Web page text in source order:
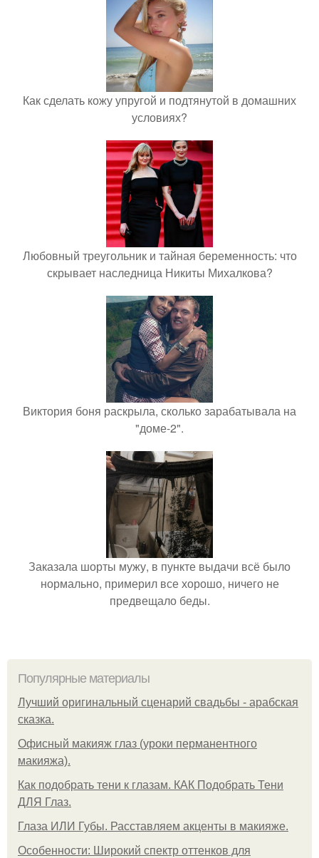
Как сделать кожу упругой и подтянутой в домашних
условиях?
Любовный треугольник и тайная беременность: что
скрывает наследница Никиты Михалкова?
Виктория боня раскрыла, сколько зарабатывала на
"доме-2".
Заказала шорты мужу, в пункте выдачи всё было
нормально, примерил все хорошо, ничего не
предвещало беды.
Популярные материалы
Лучший оригинальный сценарий свадьбы - арабская
сказка.
Офисный макияж глаз (уроки перманентного
макияжа).
Как подобрать тени к глазам. КАК Подобрать Тени
ДЛЯ Глаз.
Глаза ИЛИ Губы. Расставляем акценты в макияже.
Особенности: Широкий спектр оттенков для